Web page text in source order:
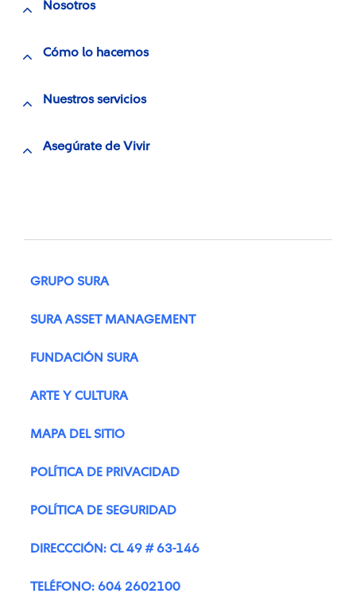
Nosotros
Cómo lo hacemos
Nuestros servicios
Asegúrate de Vivir
GRUPO SURA
SURA ASSET MANAGEMENT
FUNDACIÓN SURA
ARTE Y CULTURA
MAPA DEL SITIO
POLÍTICA DE PRIVACIDAD
POLÍTICA DE SEGURIDAD
DIRECCCIÓN: CL 49 # 63-146
TELÉFONO: 604 2602100